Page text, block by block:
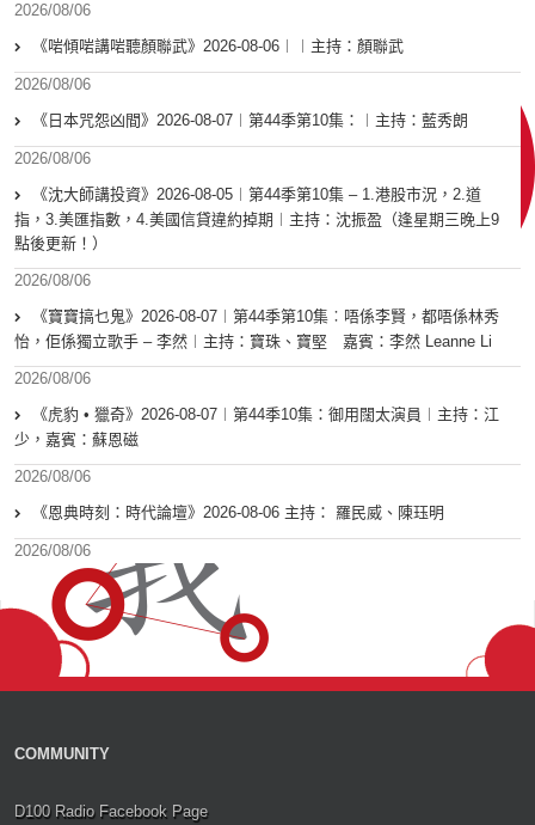
2026/08/06
《啱傾啱講啱聽顏聯武》2026-08-06︱︱主持：顏聯武
2026/08/06
《日本咒怨凶間》2026-08-07︱第44季第10集：︱主持：藍秀朗
2026/08/06
《沈大師講投資》2026-08-05︱第44季第10集 – 1.港股市況，2.道
指，3.美匯指數，4.美國信貸違約掉期︱主持：沈振盈（逢星期三晚上9
點後更新！）
2026/08/06
《寶寶搞乜鬼》2026-08-07︱第44季第10集︰唔係李賢，都唔係林秀
怡，佢係獨立歌手 – 李然︱主持：寶珠、寶堅 嘉賓：李然 Leanne Li
2026/08/06
《虎豹 • 獵奇》2026-08-07︱第44季10集：御用闊太演員︱主持：江
少，嘉賓：蘇恩磁
2026/08/06
《恩典時刻：時代論壇》2026-08-06 主持： 羅民威、陳珏明
2026/08/06
COMMUNITY
D100 Radio Facebook Page